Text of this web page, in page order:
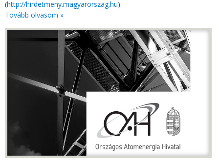
(http://hirdetmeny.magyarorszag.hu).
Tovább olvasom »